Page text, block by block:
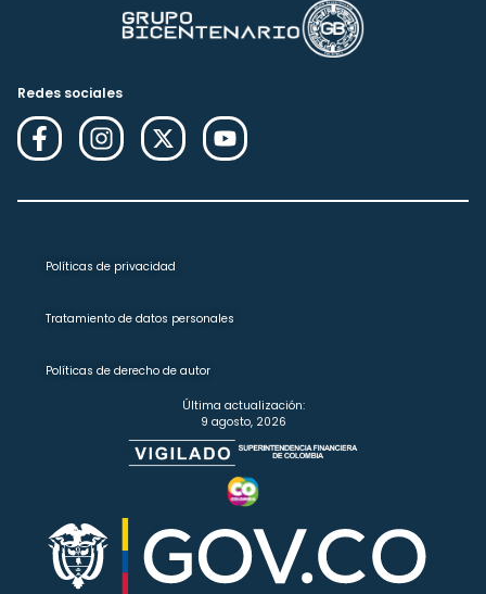
Redes sociales
Políticas de privacidad
Tratamiento de datos personales
Políticas de derecho de autor
Última actualización:
9 agosto, 2026